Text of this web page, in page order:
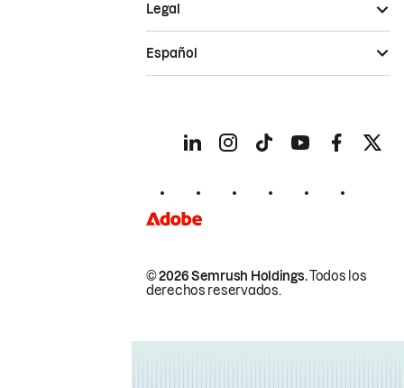
© 2026 Semrush Holdings.Todos los
derechos reservados.
Legal
Español